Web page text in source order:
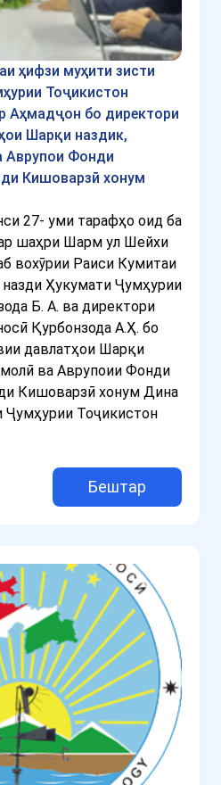
ҳифзи муҳити зисти
Тоҷикистон
Аҳмадҷон бо директори
Шарқи наздик,
Фонди
Кишоварзӣ хонум
27- уми тарафҳо оид ба
шаҳри Шарм ул Шейхи
вохӯрии Раиси Кумитаи
Ҳукумати Ҷумҳурии
Б. А. ва директори
Қурбонзода А.Ҳ. бо
давлатҳои Шарқи
ва Аврупоии Фонди
Кишоварзӣ хонум Дина
Ҷумҳурии Тоҷикистон
Бештар